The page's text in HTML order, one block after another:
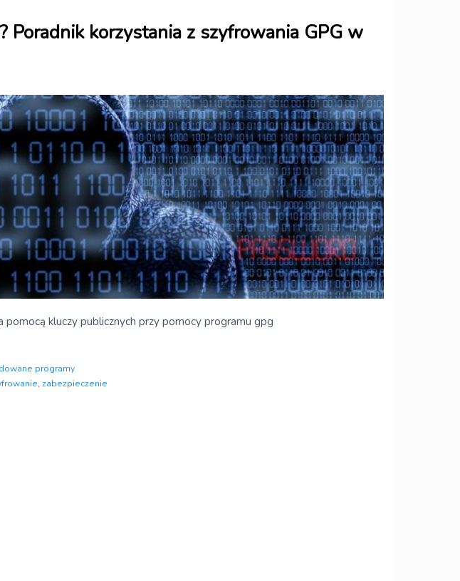
Poradnik korzystania z szyfrowania GPG w
kluczy publicznych przy pomocy programu gpg
programy
, zabezpieczenie